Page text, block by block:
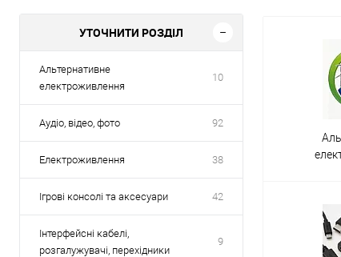
УТОЧНИТИ РОЗДІЛ
Альтернативне
електроживлення
10
Аудіо, відео, фото 92
Електроживлення 38
Ігрові консолі та аксесуари 42
Інтерфейсні кабелі,
розгалужувачі, перехідники
9